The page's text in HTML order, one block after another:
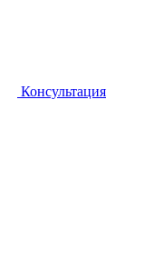
Консультация